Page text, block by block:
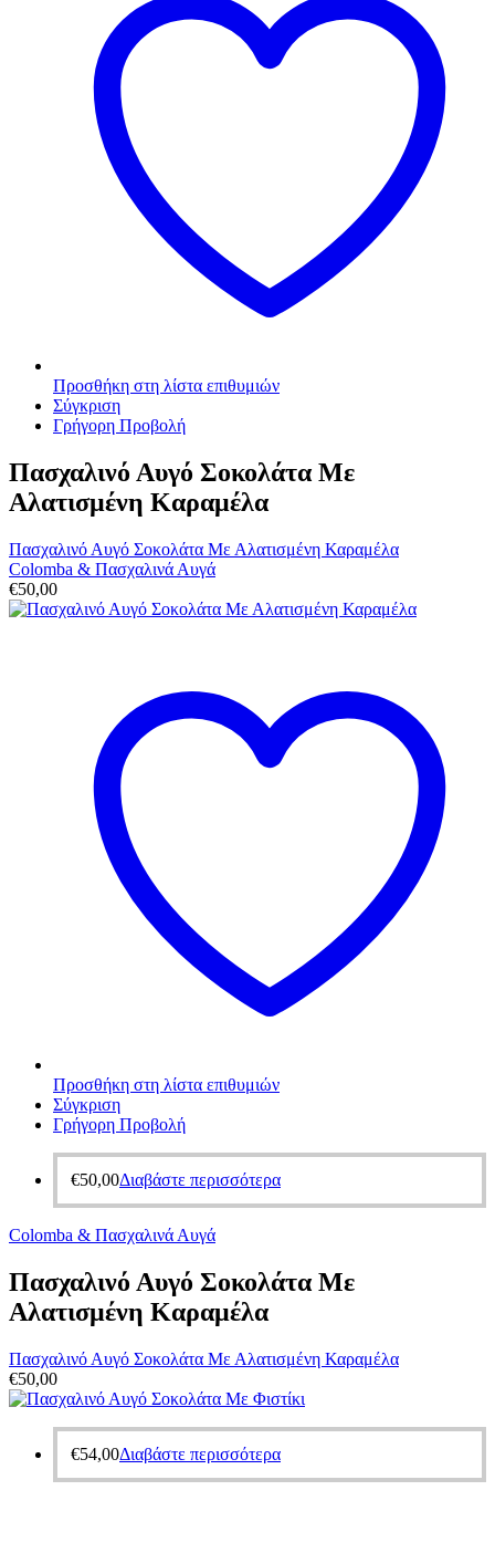
Προσθήκη στη λίστα επιθυμιών
Σύγκριση
Γρήγορη Προβολή
Πασχαλινό Αυγό Σοκολάτα Με
Αλατισμένη Καραμέλα
Πασχαλινό Αυγό Σοκολάτα Με Αλατισμένη Καραμέλα
Colomba & Πασχαλινά Αυγά
€50,00
Προσθήκη στη λίστα επιθυμιών
Σύγκριση
Γρήγορη Προβολή
€50,00Διαβάστε περισσότερα
Colomba & Πασχαλινά Αυγά
Πασχαλινό Αυγό Σοκολάτα Με
Αλατισμένη Καραμέλα
Πασχαλινό Αυγό Σοκολάτα Με Αλατισμένη Καραμέλα
€50,00
€54,00Διαβάστε περισσότερα